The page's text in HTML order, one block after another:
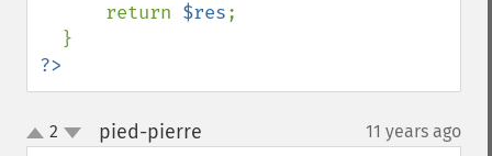
      return
$res;
?>
up
down
2 pied-pierre 11 years ago